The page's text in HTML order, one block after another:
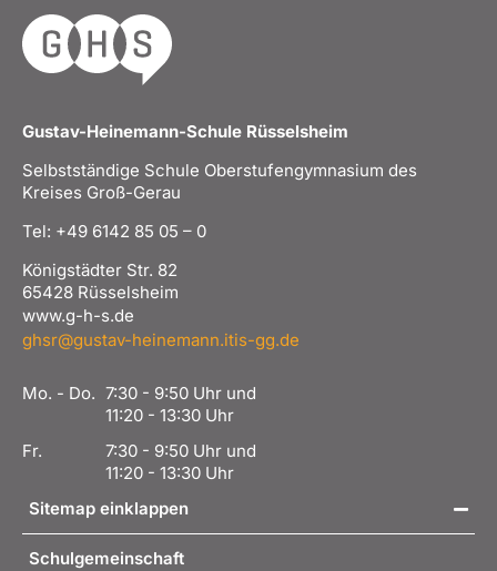
Gustav-Heinemann-Schule Rüsselsheim
Selbstständige Schule Oberstufengymnasium des
Kreises Groß-Gerau
Tel: +49 6142 85 05 – 0
Königstädter Str. 82
65428 Rüsselsheim
www.g-h-s.de
ghsr@gustav-heinemann.itis-gg.de
Mo. - Do. 7:30 - 9:50 Uhr und
11:20 - 13:30 Uhr
Fr.
7:30 - 9:50 Uhr und
11:20 - 13:30 Uhr
Sitemap einklappen
Schulgemeinschaft